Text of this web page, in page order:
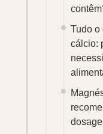
Tudo o
cálcio: